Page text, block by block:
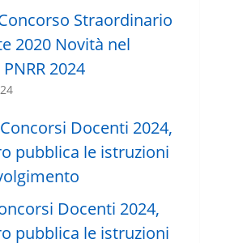
Straordinario
2020 Novità nel
2024
Docenti 2024,
pubblica le istruzioni